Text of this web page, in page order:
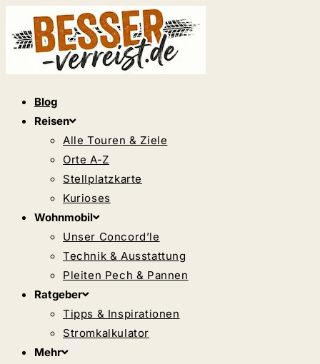
Inhalt
springen
Blog
Reisen
Alle Touren & Ziele
Orte A-Z
Stellplatzkarte
Kurioses
Wohnmobil
Unser Concord’le
Technik & Ausstattung
Pleiten Pech & Pannen
Ratgeber
Tipps & Inspirationen
Stromkalkulator
Mehr